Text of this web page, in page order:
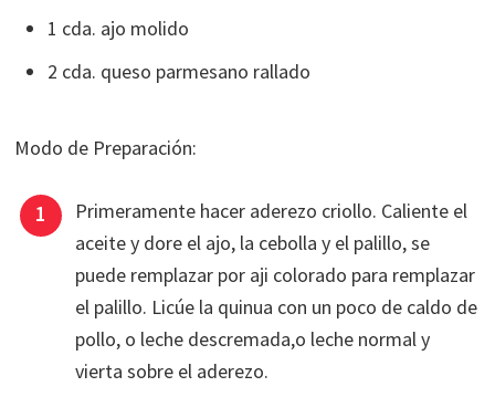
1 cda. ajo molido
2 cda. queso parmesano rallado
Modo de Preparación:
Primeramente hacer aderezo criollo. Caliente el
aceite y dore el ajo, la cebolla y el palillo, se
puede remplazar por aji colorado para remplazar
el palillo. Licúe la quinua con un poco de caldo de
pollo, o leche descremada,o leche normal y
vierta sobre el aderezo.